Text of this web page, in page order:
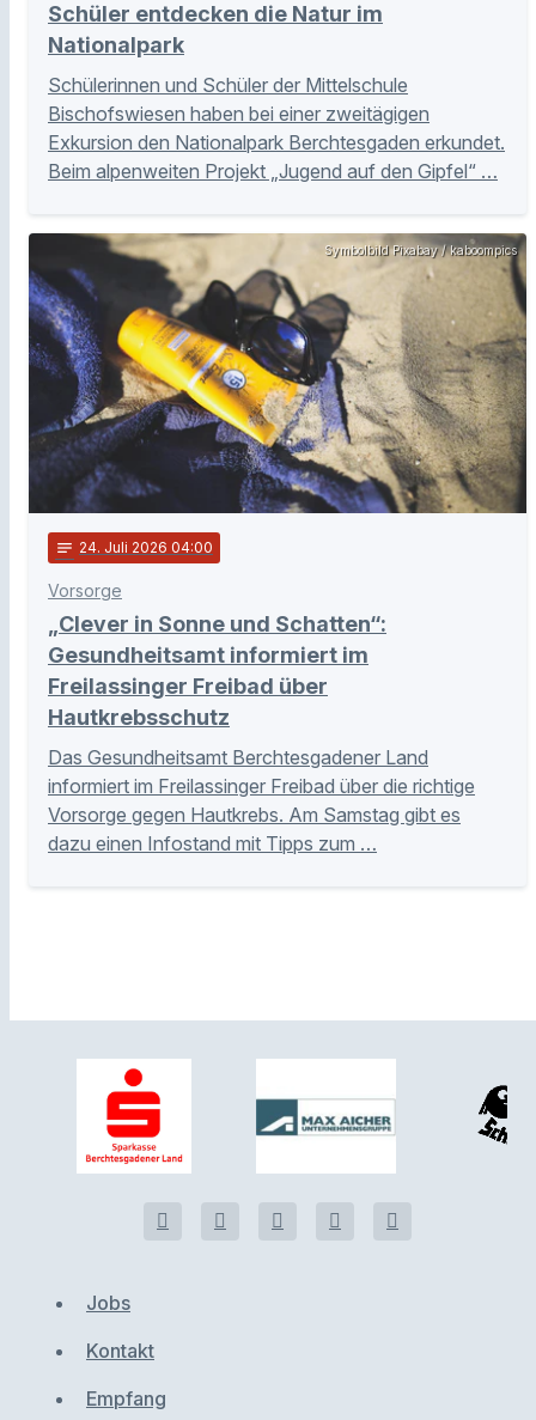
Schüler entdecken die Natur im
Nationalpark
Schülerinnen und Schüler der Mittelschule
Bischofswiesen haben bei einer zweitägigen
Exkursion den Nationalpark Berchtesgaden erkundet.
Beim alpenweiten Projekt „Jugend auf den Gipfel“ …
Symbolbild Pixabay / kaboompics
notes 24. Juli 2026 04:00
Vorsorge
„Clever in Sonne und Schatten“:
Gesundheitsamt informiert im
Freilassinger Freibad über
Hautkrebsschutz
Das Gesundheitsamt Berchtesgadener Land
informiert im Freilassinger Freibad über die richtige
Vorsorge gegen Hautkrebs. Am Samstag gibt es
dazu einen Infostand mit Tipps zum …
Jobs
Kontakt
Empfang